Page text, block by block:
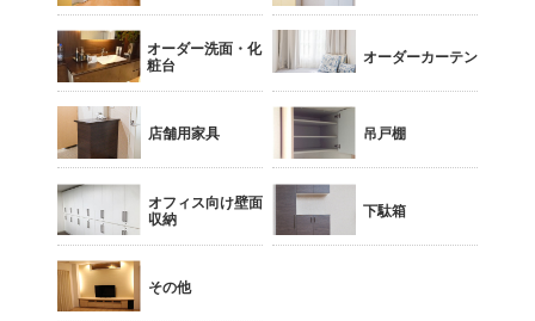
オーダー洗面・化
粧台
オーダーカーテン
店舗用家具 吊戸棚
オフィス向け壁面
収納
下駄箱
その他